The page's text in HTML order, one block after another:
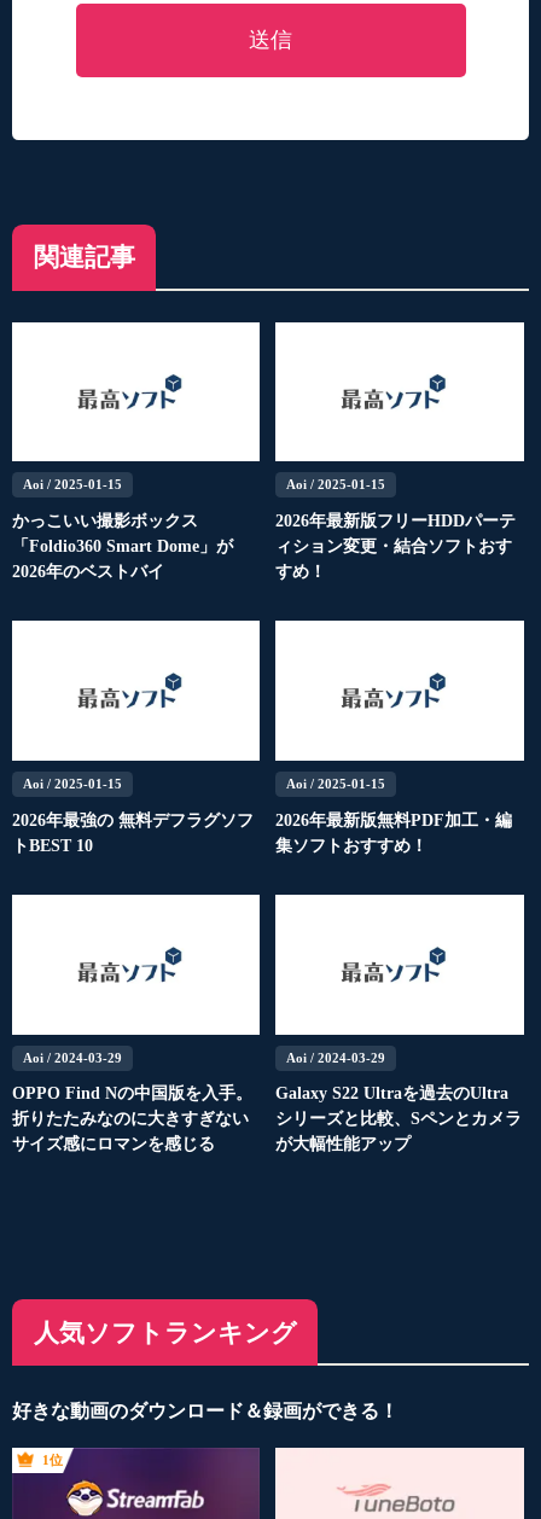
送信
関連記事
Aoi / 2025-01-15
かっこいい撮影ボックス
「Foldio360 Smart Dome」が
2026年のベストバイ
Aoi/ 2025-01-15
2026年最新版フリーHDDパーテ
ィション変更・結合ソフトおす
すめ！
Aoi / 2025-01-15
2026年最強の 無料デフラグソフ
トBEST 10
Aoi/ 2025-01-15
2026年最新版無料PDF加工・編
集ソフトおすすめ！
Aoi / 2024-03-29
OPPO Find Nの中国版を入手。
折りたたみなのに大きすぎない
サイズ感にロマンを感じる
Aoi/ 2024-03-29
Galaxy S22 Ultraを過去のUltra
シリーズと比較、Sペンとカメラ
が大幅性能アップ
人気ソフトランキング
好きな動画のダウンロード＆録画ができる！
1位